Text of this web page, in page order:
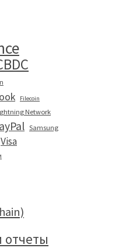
Filecoin
Network
Samsung
Visa
отчеты